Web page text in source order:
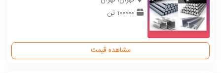
100000 تن
مشاهده قیمت